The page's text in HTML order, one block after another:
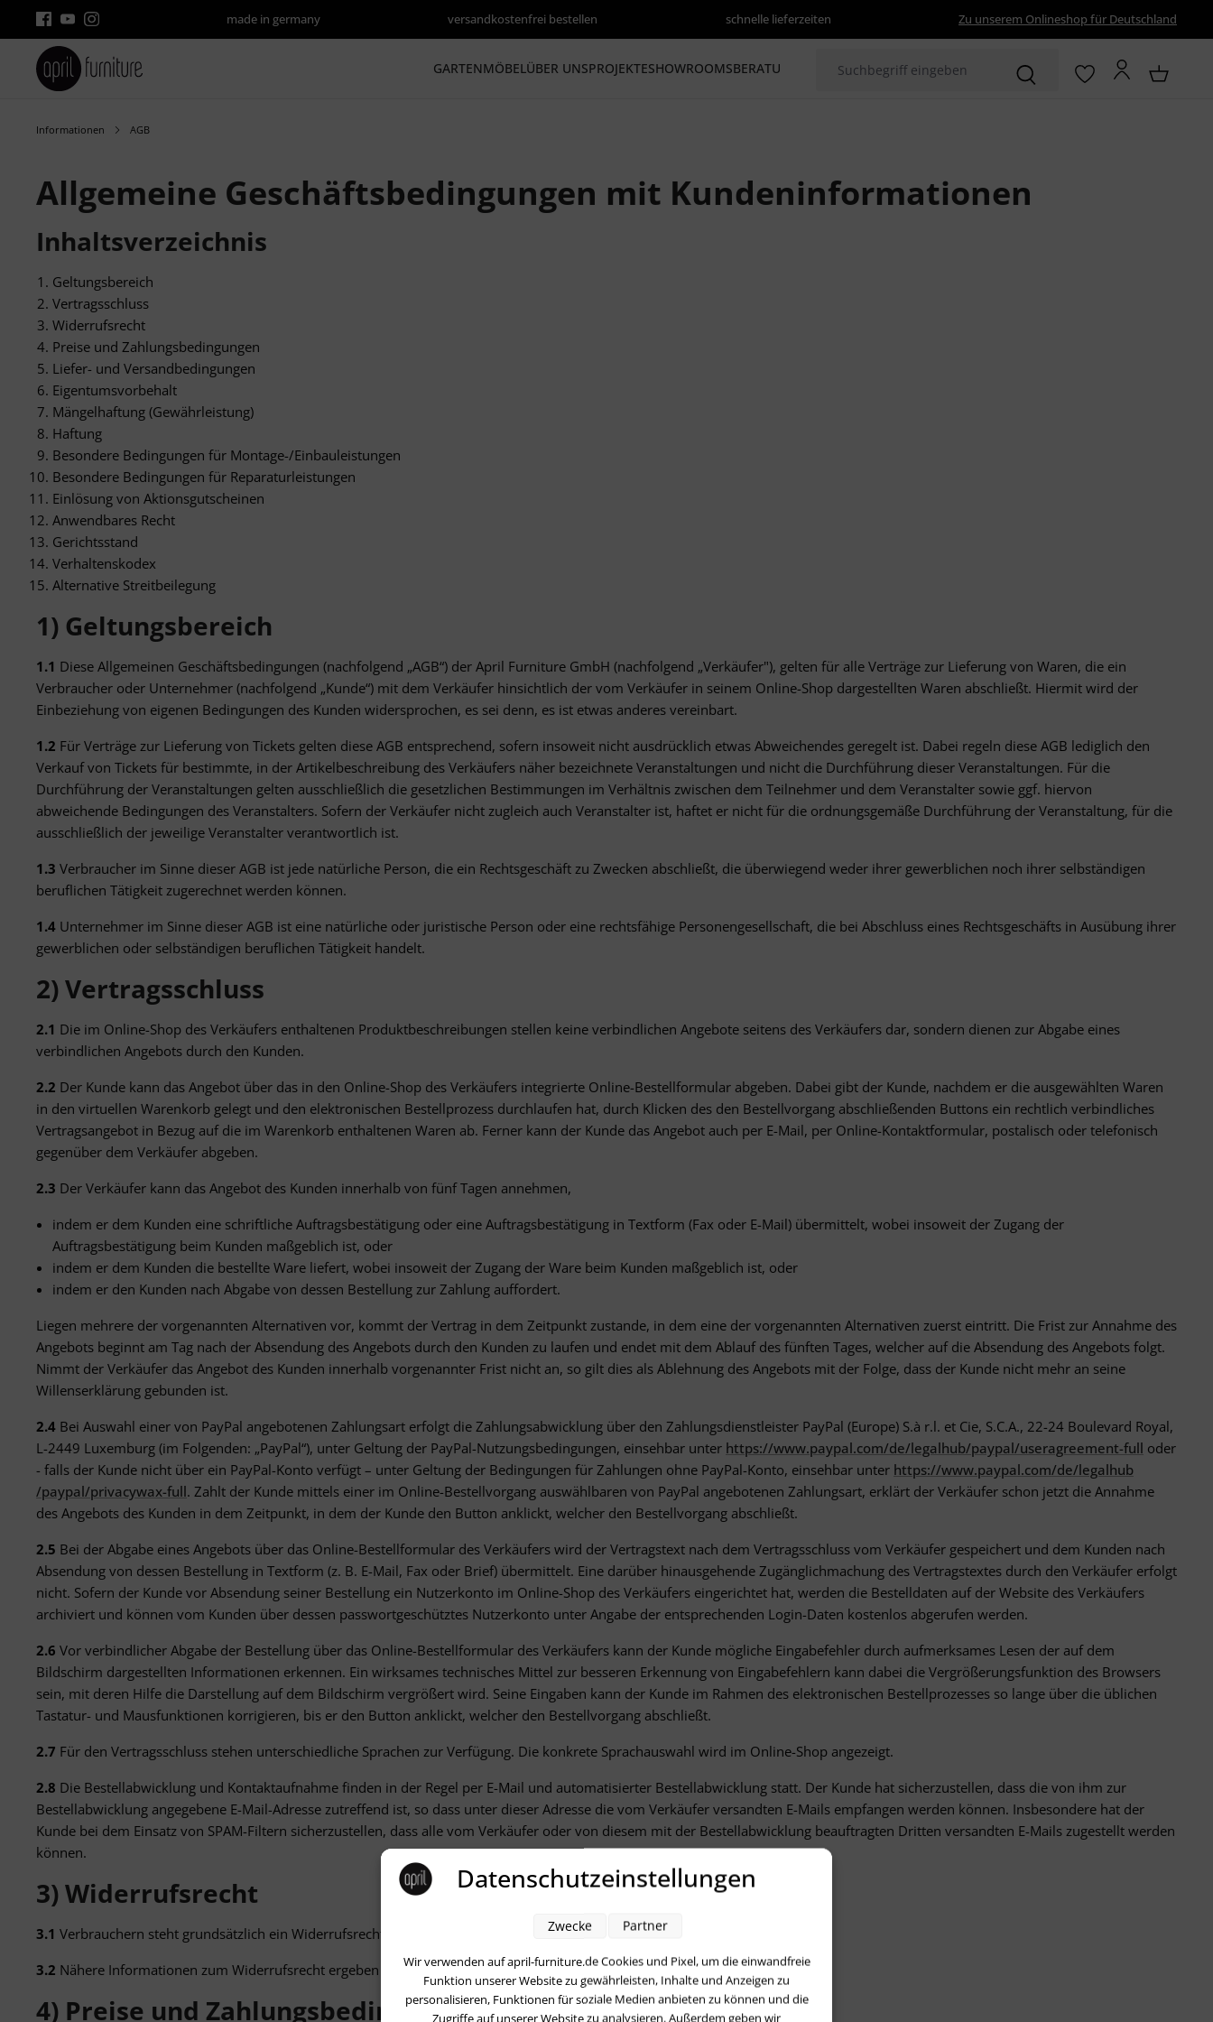
made in germany versandkostenfrei bestellen schnelle lieferzeiten Zu unserem Onlineshop für Deutschland
GARTENMÖBELÜBER UNSPROJEKTESHOWROOMSBERATUNG
Informationen AGB
Allgemeine Geschäftsbedingungen mit Kundeninformationen
Inhaltsverzeichnis
Geltungsbereich
Vertragsschluss
Widerrufsrecht
Preise und Zahlungsbedingungen
Liefer- und Versandbedingungen
Eigentumsvorbehalt
Mängelhaftung (Gewährleistung)
Haftung
Besondere Bedingungen für Montage-/Einbauleistungen
Besondere Bedingungen für Reparaturleistungen
Einlösung von Aktionsgutscheinen
Anwendbares Recht
Gerichtsstand
Verhaltenskodex
Alternative Streitbeilegung
1) Geltungsbereich
1.1 Diese Allgemeinen Geschäftsbedingungen (nachfolgend „AGB“) der April Furniture GmbH (nachfolgend „Verkäufer"), gelten für alle Verträge zur Lieferung von Waren, die ein
Verbraucher oder Unternehmer (nachfolgend „Kunde“) mit dem Verkäufer hinsichtlich der vom Verkäufer in seinem Online-Shop dargestellten Waren abschließt. Hiermit wird der
Einbeziehung von eigenen Bedingungen des Kunden widersprochen, es sei denn, es ist etwas anderes vereinbart.
1.2 Für Verträge zur Lieferung von Tickets gelten diese AGB entsprechend, sofern insoweit nicht ausdrücklich etwas Abweichendes geregelt ist. Dabei regeln diese AGB lediglich den
Verkauf von Tickets für bestimmte, in der Artikelbeschreibung des Verkäufers näher bezeichnete Veranstaltungen und nicht die Durchführung dieser Veranstaltungen. Für die
Durchführung der Veranstaltungen gelten ausschließlich die gesetzlichen Bestimmungen im Verhältnis zwischen dem Teilnehmer und dem Veranstalter sowie ggf. hiervon
abweichende Bedingungen des Veranstalters. Sofern der Verkäufer nicht zugleich auch Veranstalter ist, haftet er nicht für die ordnungsgemäße Durchführung der Veranstaltung, für die
ausschließlich der jeweilige Veranstalter verantwortlich ist.
1.3 Verbraucher im Sinne dieser AGB ist jede natürliche Person, die ein Rechtsgeschäft zu Zwecken abschließt, die überwiegend weder ihrer gewerblichen noch ihrer selbständigen
beruflichen Tätigkeit zugerechnet werden können.
1.4 Unternehmer im Sinne dieser AGB ist eine natürliche oder juristische Person oder eine rechtsfähige Personengesellschaft, die bei Abschluss eines Rechtsgeschäfts in Ausübung ihrer
gewerblichen oder selbständigen beruflichen Tätigkeit handelt.
2) Vertragsschluss
2.1 Die im Online-Shop des Verkäufers enthaltenen Produktbeschreibungen stellen keine verbindlichen Angebote seitens des Verkäufers dar, sondern dienen zur Abgabe eines
verbindlichen Angebots durch den Kunden.
2.2 Der Kunde kann das Angebot über das in den Online-Shop des Verkäufers integrierte Online-Bestellformular abgeben. Dabei gibt der Kunde, nachdem er die ausgewählten Waren
in den virtuellen Warenkorb gelegt und den elektronischen Bestellprozess durchlaufen hat, durch Klicken des den Bestellvorgang abschließenden Buttons ein rechtlich verbindliches
Vertragsangebot in Bezug auf die im Warenkorb enthaltenen Waren ab. Ferner kann der Kunde das Angebot auch per E-Mail, per Online-Kontaktformular, postalisch oder telefonisch
gegenüber dem Verkäufer abgeben.
2.3 Der Verkäufer kann das Angebot des Kunden innerhalb von fünf Tagen annehmen,
indem er dem Kunden eine schriftliche Auftragsbestätigung oder eine Auftragsbestätigung in Textform (Fax oder E-Mail) übermittelt, wobei insoweit der Zugang der
Auftragsbestätigung beim Kunden maßgeblich ist, oder
indem er dem Kunden die bestellte Ware liefert, wobei insoweit der Zugang der Ware beim Kunden maßgeblich ist, oder
indem er den Kunden nach Abgabe von dessen Bestellung zur Zahlung auffordert.
Liegen mehrere der vorgenannten Alternativen vor, kommt der Vertrag in dem Zeitpunkt zustande, in dem eine der vorgenannten Alternativen zuerst eintritt. Die Frist zur Annahme des
Angebots beginnt am Tag nach der Absendung des Angebots durch den Kunden zu laufen und endet mit dem Ablauf des fünften Tages, welcher auf die Absendung des Angebots folgt.
Nimmt der Verkäufer das Angebot des Kunden innerhalb vorgenannter Frist nicht an, so gilt dies als Ablehnung des Angebots mit der Folge, dass der Kunde nicht mehr an seine
Willenserklärung gebunden ist.
2.4 Bei Auswahl einer von PayPal angebotenen Zahlungsart erfolgt die Zahlungsabwicklung über den Zahlungsdienstleister PayPal (Europe) S.à r.l. et Cie, S.C.A., 22-24 Boulevard Royal,
L-2449 Luxemburg (im Folgenden: „PayPal“), unter Geltung der PayPal-Nutzungsbedingungen, einsehbar unter https://www.paypal.com/de/legalhub/paypal/useragreement-full oder
- falls der Kunde nicht über ein PayPal-Konto verfügt – unter Geltung der Bedingungen für Zahlungen ohne PayPal-Konto, einsehbar unter https://www.paypal.com/de/legalhub
/paypal/privacywax-full. Zahlt der Kunde mittels einer im Online-Bestellvorgang auswählbaren von PayPal angebotenen Zahlungsart, erklärt der Verkäufer schon jetzt die Annahme
des Angebots des Kunden in dem Zeitpunkt, in dem der Kunde den Button anklickt, welcher den Bestellvorgang abschließt.
2.5 Bei der Abgabe eines Angebots über das Online-Bestellformular des Verkäufers wird der Vertragstext nach dem Vertragsschluss vom Verkäufer gespeichert und dem Kunden nach
Absendung von dessen Bestellung in Textform (z. B. E-Mail, Fax oder Brief) übermittelt. Eine darüber hinausgehende Zugänglichmachung des Vertragstextes durch den Verkäufer erfolgt
nicht. Sofern der Kunde vor Absendung seiner Bestellung ein Nutzerkonto im Online-Shop des Verkäufers eingerichtet hat, werden die Bestelldaten auf der Website des Verkäufers
archiviert und können vom Kunden über dessen passwortgeschütztes Nutzerkonto unter Angabe der entsprechenden Login-Daten kostenlos abgerufen werden.
2.6 Vor verbindlicher Abgabe der Bestellung über das Online-Bestellformular des Verkäufers kann der Kunde mögliche Eingabefehler durch aufmerksames Lesen der auf dem
Bildschirm dargestellten Informationen erkennen. Ein wirksames technisches Mittel zur besseren Erkennung von Eingabefehlern kann dabei die Vergrößerungsfunktion des Browsers
sein, mit deren Hilfe die Darstellung auf dem Bildschirm vergrößert wird. Seine Eingaben kann der Kunde im Rahmen des elektronischen Bestellprozesses so lange über die üblichen
Tastatur- und Mausfunktionen korrigieren, bis er den Button anklickt, welcher den Bestellvorgang abschließt.
2.7 Für den Vertragsschluss stehen unterschiedliche Sprachen zur Verfügung. Die konkrete Sprachauswahl wird im Online-Shop angezeigt.
2.8 Die Bestellabwicklung und Kontaktaufnahme finden in der Regel per E-Mail und automatisierter Bestellabwicklung statt. Der Kunde hat sicherzustellen, dass die von ihm zur
Bestellabwicklung angegebene E-Mail-Adresse zutreffend ist, so dass unter dieser Adresse die vom Verkäufer versandten E-Mails empfangen werden können. Insbesondere hat der
Kunde bei dem Einsatz von SPAM-Filtern sicherzustellen, dass alle vom Verkäufer oder von diesem mit der Bestellabwicklung beauftragten Dritten versandten E-Mails zugestellt werden
können.
3) Widerrufsrecht
3.1 Verbrauchern steht grundsätzlich ein Widerrufsrecht zu.
3.2 Nähere Informationen zum Widerrufsrecht ergeben sich aus der Widerrufsbelehrung des Verkäufers.
4) Preise und Zahlungsbedingungen
Datenschutzeinstellungen
Wir verwenden auf april-furniture.de Cookies und Pixel, um die einwandfreie
Funktion unserer Website zu gewährleisten, Inhalte und Anzeigen zu
personalisieren, Funktionen für soziale Medien anbieten zu können und die
Zugriffe auf unserer Website zu analysieren. Außerdem geben wir
Zwecke Partner